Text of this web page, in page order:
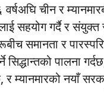
वर्षअघि चीन र
सहयोग गर्दै र संयुक्त
समानता र
सिद्धान्तको पालना
र म्यानमारको नयाँ